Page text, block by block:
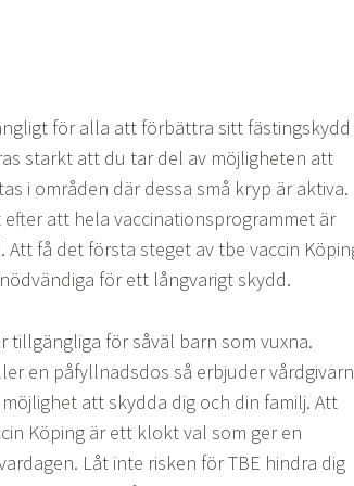
för alla att förbättra sitt fästingskydd
starkt att du tar del av möjligheten att
i områden där dessa små kryp är aktiva.
att hela vaccinationsprogrammet är
få det första steget av tbe vaccin
för ett långvarigt skydd.
tillgängliga för såväl barn som vuxna.
en påfyllnadsdos så erbjuder
att skydda dig och din familj. Att
Köping är ett klokt val som ger en
Låt inte risken för TBE hindra dig